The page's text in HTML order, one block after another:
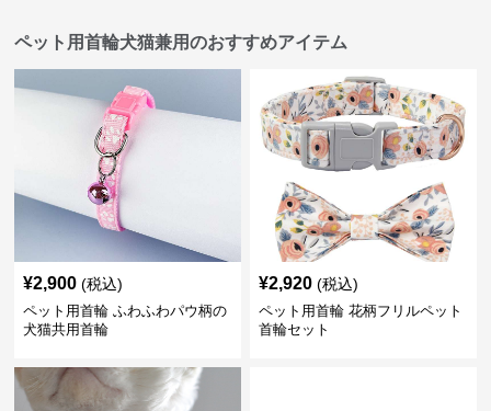
ペット用首輪犬猫兼用のおすすめアイテム
¥2,900 (税込)
ペット用首輪 ふわふわパウ柄の
犬猫共用首輪
¥2,920 (税込)
ペット用首輪 花柄フリルペット
首輪セット